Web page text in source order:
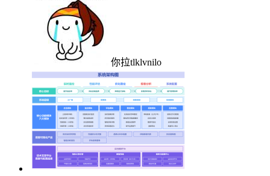
你拉tlklvnilo